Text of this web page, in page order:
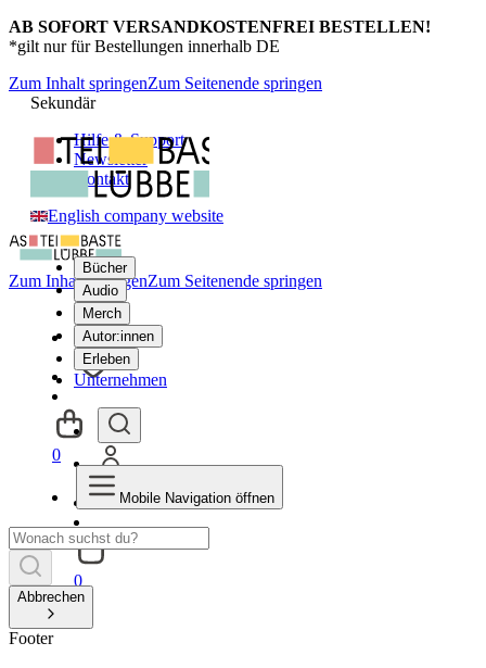
AB SOFORT VERSANDKOSTENFREI BESTELLEN!
*gilt nur für Bestellungen innerhalb DE
Zum Inhalt springenZum Seitenende springen
Sekundär
Hilfe & Support
Newsletter
Kontakt
English company website
Bücher
Audio
Merch
Autor:innen
Erleben
Unternehmen
0
Zum Inhalt springenZum Seitenende springen
0
Mobile Navigation öffnen
Abbrechen
Footer